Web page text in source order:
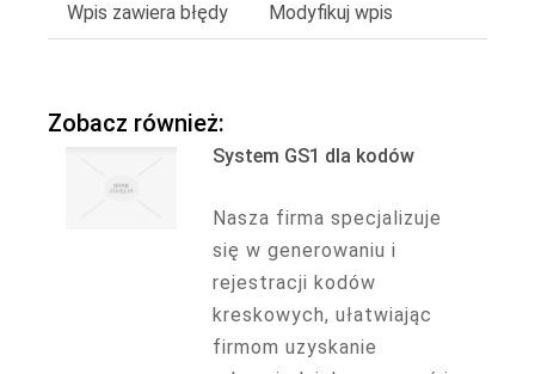
Wpis zawiera błędy Modyfikuj wpis
Zobacz również:
System GS1 dla kodów
Nasza firma specjalizuje
się w generowaniu i
rejestracji kodów
kreskowych, ułatwiając
firmom uzyskanie